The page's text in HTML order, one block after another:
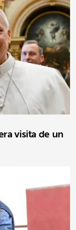
visita de un